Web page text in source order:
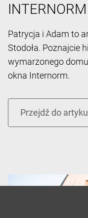
Patrycja i Adam to
Stodoła. Poznajcie
wymarzonego
okna Internorm.